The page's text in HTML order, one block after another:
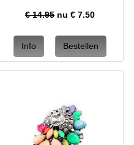
€ 14.95nu €7.50